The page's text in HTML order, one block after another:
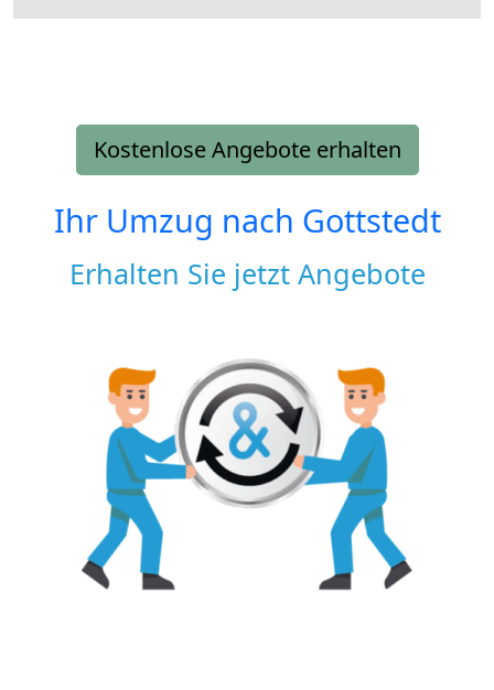
Kostenlose Angebote erhalten
Ihr Umzug nach Gottstedt
Erhalten Sie jetzt Angebote